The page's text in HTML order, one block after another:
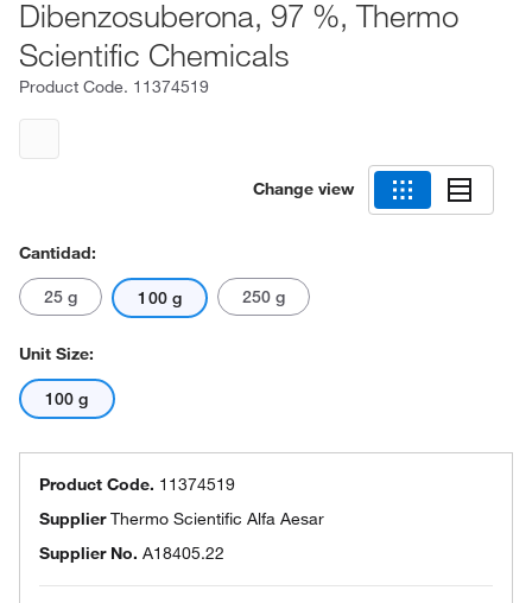
Dibenzosuberona, 97 %, Thermo
Scientific Chemicals
Product Code. 11374519
Change view
Cantidad:
25 g 100 g 250 g
Unit Size:
100 g
Product Code. 11374519
SupplierThermo Scientific Alfa Aesar
Supplier No. A18405.22